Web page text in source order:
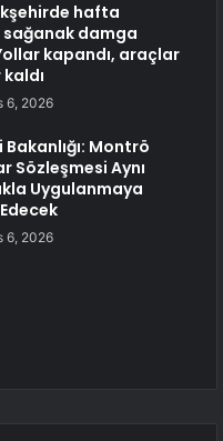
hafta
sağanak damga
kapandı, araçlar
6, 2026
Bakanlığı: Montrö
Sözleşmesi Aynı
Uygulanmaya
6, 2026